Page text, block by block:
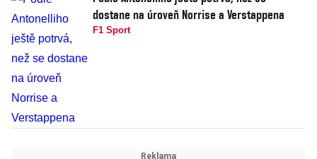
dostane na úroveň Norrise a Verstappena
F1 Sport